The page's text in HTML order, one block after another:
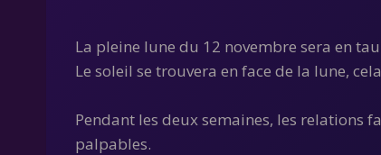
La pleine lune du 12 novembre sera en
Le soleil se trouvera en face de la lune,
Pendant les deux semaines, les relations
palpables.